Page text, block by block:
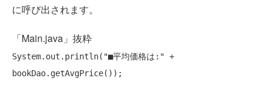
に呼び出されます。
「Main.java」抜粋
System.out.println( "■平均価格は:" +